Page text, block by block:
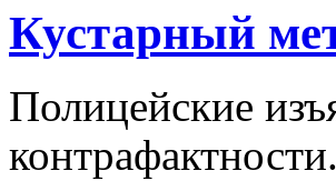
Кустарный
Полицейские
контрафактности.